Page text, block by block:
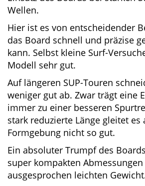
Vordergrund steht.
Eine weitere Stärke in puncto
im Einsatz des Boards bei
und Wellen.
Hier ist es von entscheidender
das Board schnell und präzise
werden kann. Selbst kleine Surf-
meistert dieses Modell sehr gut.
Auf längeren SUP-Touren
allerdings weniger gut ab. Zwar
Einzelfinne immer zu einer
bei, durch die stark reduzierte
aber trotz seiner Formgebung